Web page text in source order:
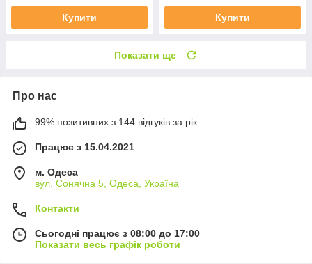
Купити Купити
Показати ще
Про нас
99% позитивних з 144 відгуків за рік
Працює з 15.04.2021
м. Одеса
вул. Сонячна 5, Одеса, Україна
Контакти
Сьогодні працює з 08:00 до 17:00
Показати весь графік роботи